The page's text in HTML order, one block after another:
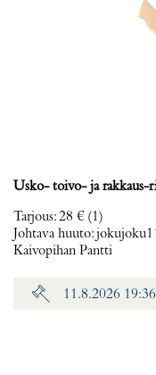
Usko- toivo- ja rakkaus-
Tarjous:28 € (1)
Johtava huuto:
Kaivopihan Pantti
11.8.2026